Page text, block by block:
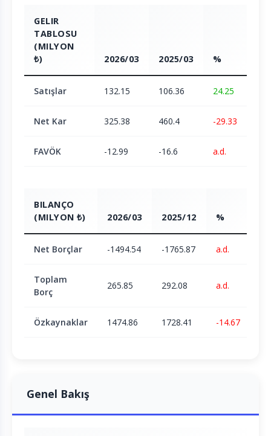
GELIR
TABLOSU
(MILYON
₺)
2026/03 2025/03 %
Satışlar 132.15 106.36 24.25
Net Kar 325.38 460.4 -29.33
FAVÖK -12.99 -16.6 a.d.
BILANÇO
(MILYON ₺)
2026/03 2025/12 %
Net Borçlar -1494.54 -1765.87 a.d.
Toplam
Borç
265.85 292.08 a.d.
Özkaynaklar 1474.86 1728.41 -14.67
Genel Bakış